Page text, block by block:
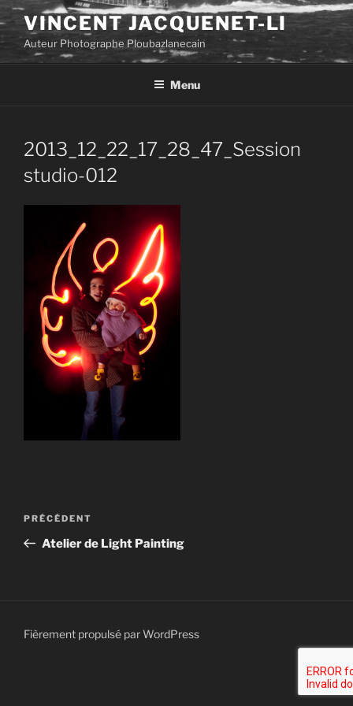
Aller
au
contenu
principal
VINCENT JACQUENET-LI
Auteur Photographe Ploubazlanecain
Menu
2013_12_22_17_28_47_Session
studio-012
Navigation
l’article
Article
précédent
PRÉCÉDENT
Atelier de Light Painting
Fièrement propulsé par WordPress